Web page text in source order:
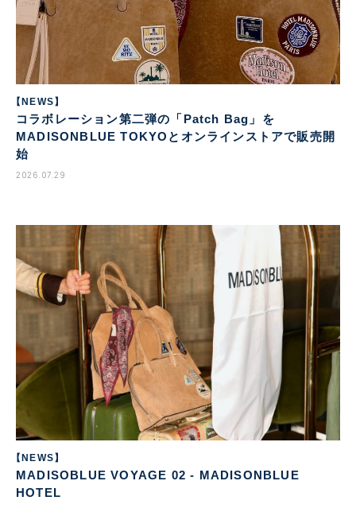
【NEWS】
コラボレーション第二弾の「Patch Bag」を
MADISONBLUE TOKYOとオンラインストアで販売開
始
2026.07.29
【NEWS】
MADISOBLUE VOYAGE 02 - MADISONBLUE
HOTEL